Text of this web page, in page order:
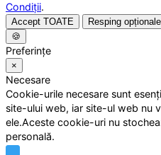
Condiții.
Accept TOATE Resping opționale
🍪
Preferințe
×
Necesare
Cookie-urile necesare sunt
site-ului web, iar site-ul web nu
ele.Aceste cookie-uri nu
personală.